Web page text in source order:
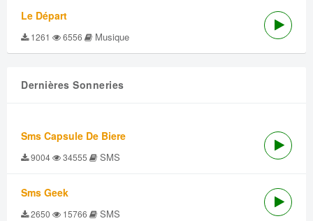
Le Départ
1261 6556 Musique
Dernières Sonneries
Sms Capsule De Biere
9004 34555 SMS
Sms Geek
2650 15766 SMS